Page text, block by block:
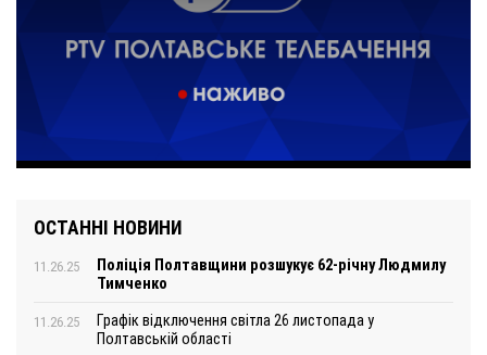
ОСТАННІ НОВИНИ
11.26.25
Поліція Полтавщини розшукує 62-річну Людмилу
Тимченко
11.26.25
Графік відключення світла 26 листопада у
Полтавській області